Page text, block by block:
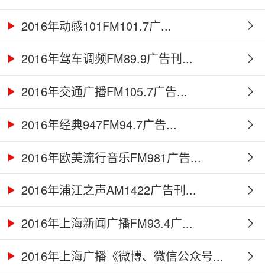
2016年动感101FM101.7广...
2016年驾车调频FM89.9广告刊...
2016年交通广播FM105.7广告...
2016年经典947FM94.7广告...
2016年欧美流行音乐FM981广告...
2016年浦江之声AM1422广告刊...
2016年上海新闻广播FM93.4广...
2016年上海广播《微博、微信公众号...